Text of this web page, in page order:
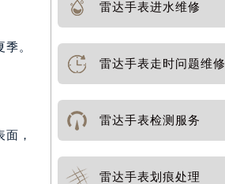
。
，
雷达手表进水维修
雷达手表走时问题维修
雷达手表检测服务
雷达手表划痕处理